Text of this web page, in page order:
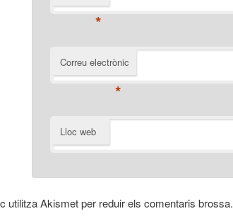
*
Correu electrònic
*
Lloc web
utilitza Akismet per reduir els comentaris brossa.